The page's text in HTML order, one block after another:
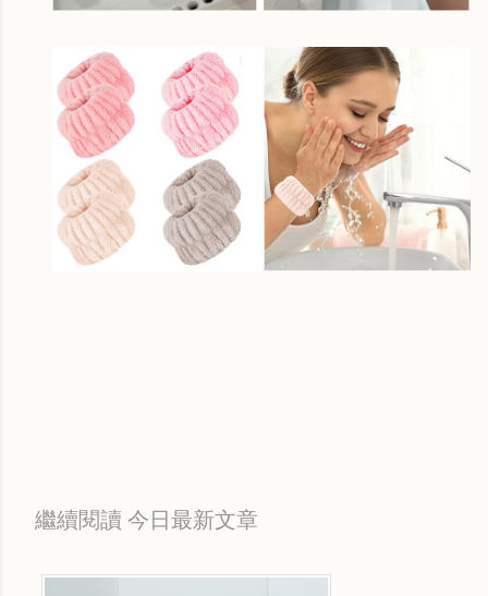
繼續閱讀 今日最新文章